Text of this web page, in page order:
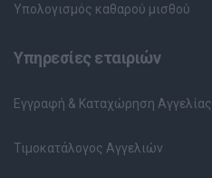
Υπολογισμός καθαρού μισθού
Υπηρεσίες εταιριών
Εγγραφή & Καταχώρηση Αγγελίας
Τιμοκατάλογος Αγγελιών